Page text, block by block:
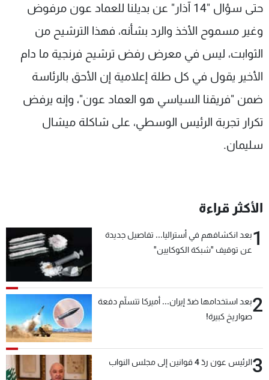
حتى سؤال "14 آذار" عن بديلنا للعماد عون مرفوض
وغير مسموح الأخذ والرد بشأنه، فهذا الترشيح من
الثوابت، ليس في معرض رفض ترشيح فرنجية ما دام
الأخير يقول في كل طلة إعلامية إن الأحق بالرئاسة
ضمن "فريقنا السياسي هو العماد عون"، وإنه يرفض
تكرار تجربة الرئيس الوسطي، على شاكلة ميشال
سليمان.
الأكثر قراءة
1بعد انكشافهم في أستراليا... تفاصيل جديدة
عن توقيف "شبكة الكوكايين"
2بعد استخدامها ضدّ إيران... أميركا تتسلّم دفعة
صواريخ كبيرة!
3الرئيس عون ردّ 4 قوانين إلى مجلس النواب